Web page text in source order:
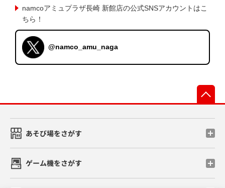
namcoアミュプラザ長崎 新館店の公式SNSアカウントはこ
ちら！
@namco_amu_naga
あそび場をさがす
ゲーム機をさがす